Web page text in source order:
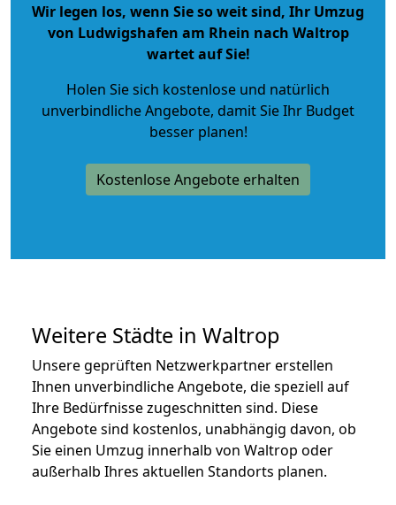
Wir legen los, wenn Sie so weit sind, Ihr Umzug
von Ludwigshafen am Rhein nach Waltrop
wartet auf Sie!
Holen Sie sich kostenlose und natürlich
unverbindliche Angebote, damit Sie Ihr Budget
besser planen!
Kostenlose Angebote erhalten
Weitere Städte in Waltrop
Unsere geprüften Netzwerkpartner erstellen
Ihnen unverbindliche Angebote, die speziell auf
Ihre Bedürfnisse zugeschnitten sind. Diese
Angebote sind kostenlos, unabhängig davon, ob
Sie einen Umzug innerhalb von Waltrop oder
außerhalb Ihres aktuellen Standorts planen.